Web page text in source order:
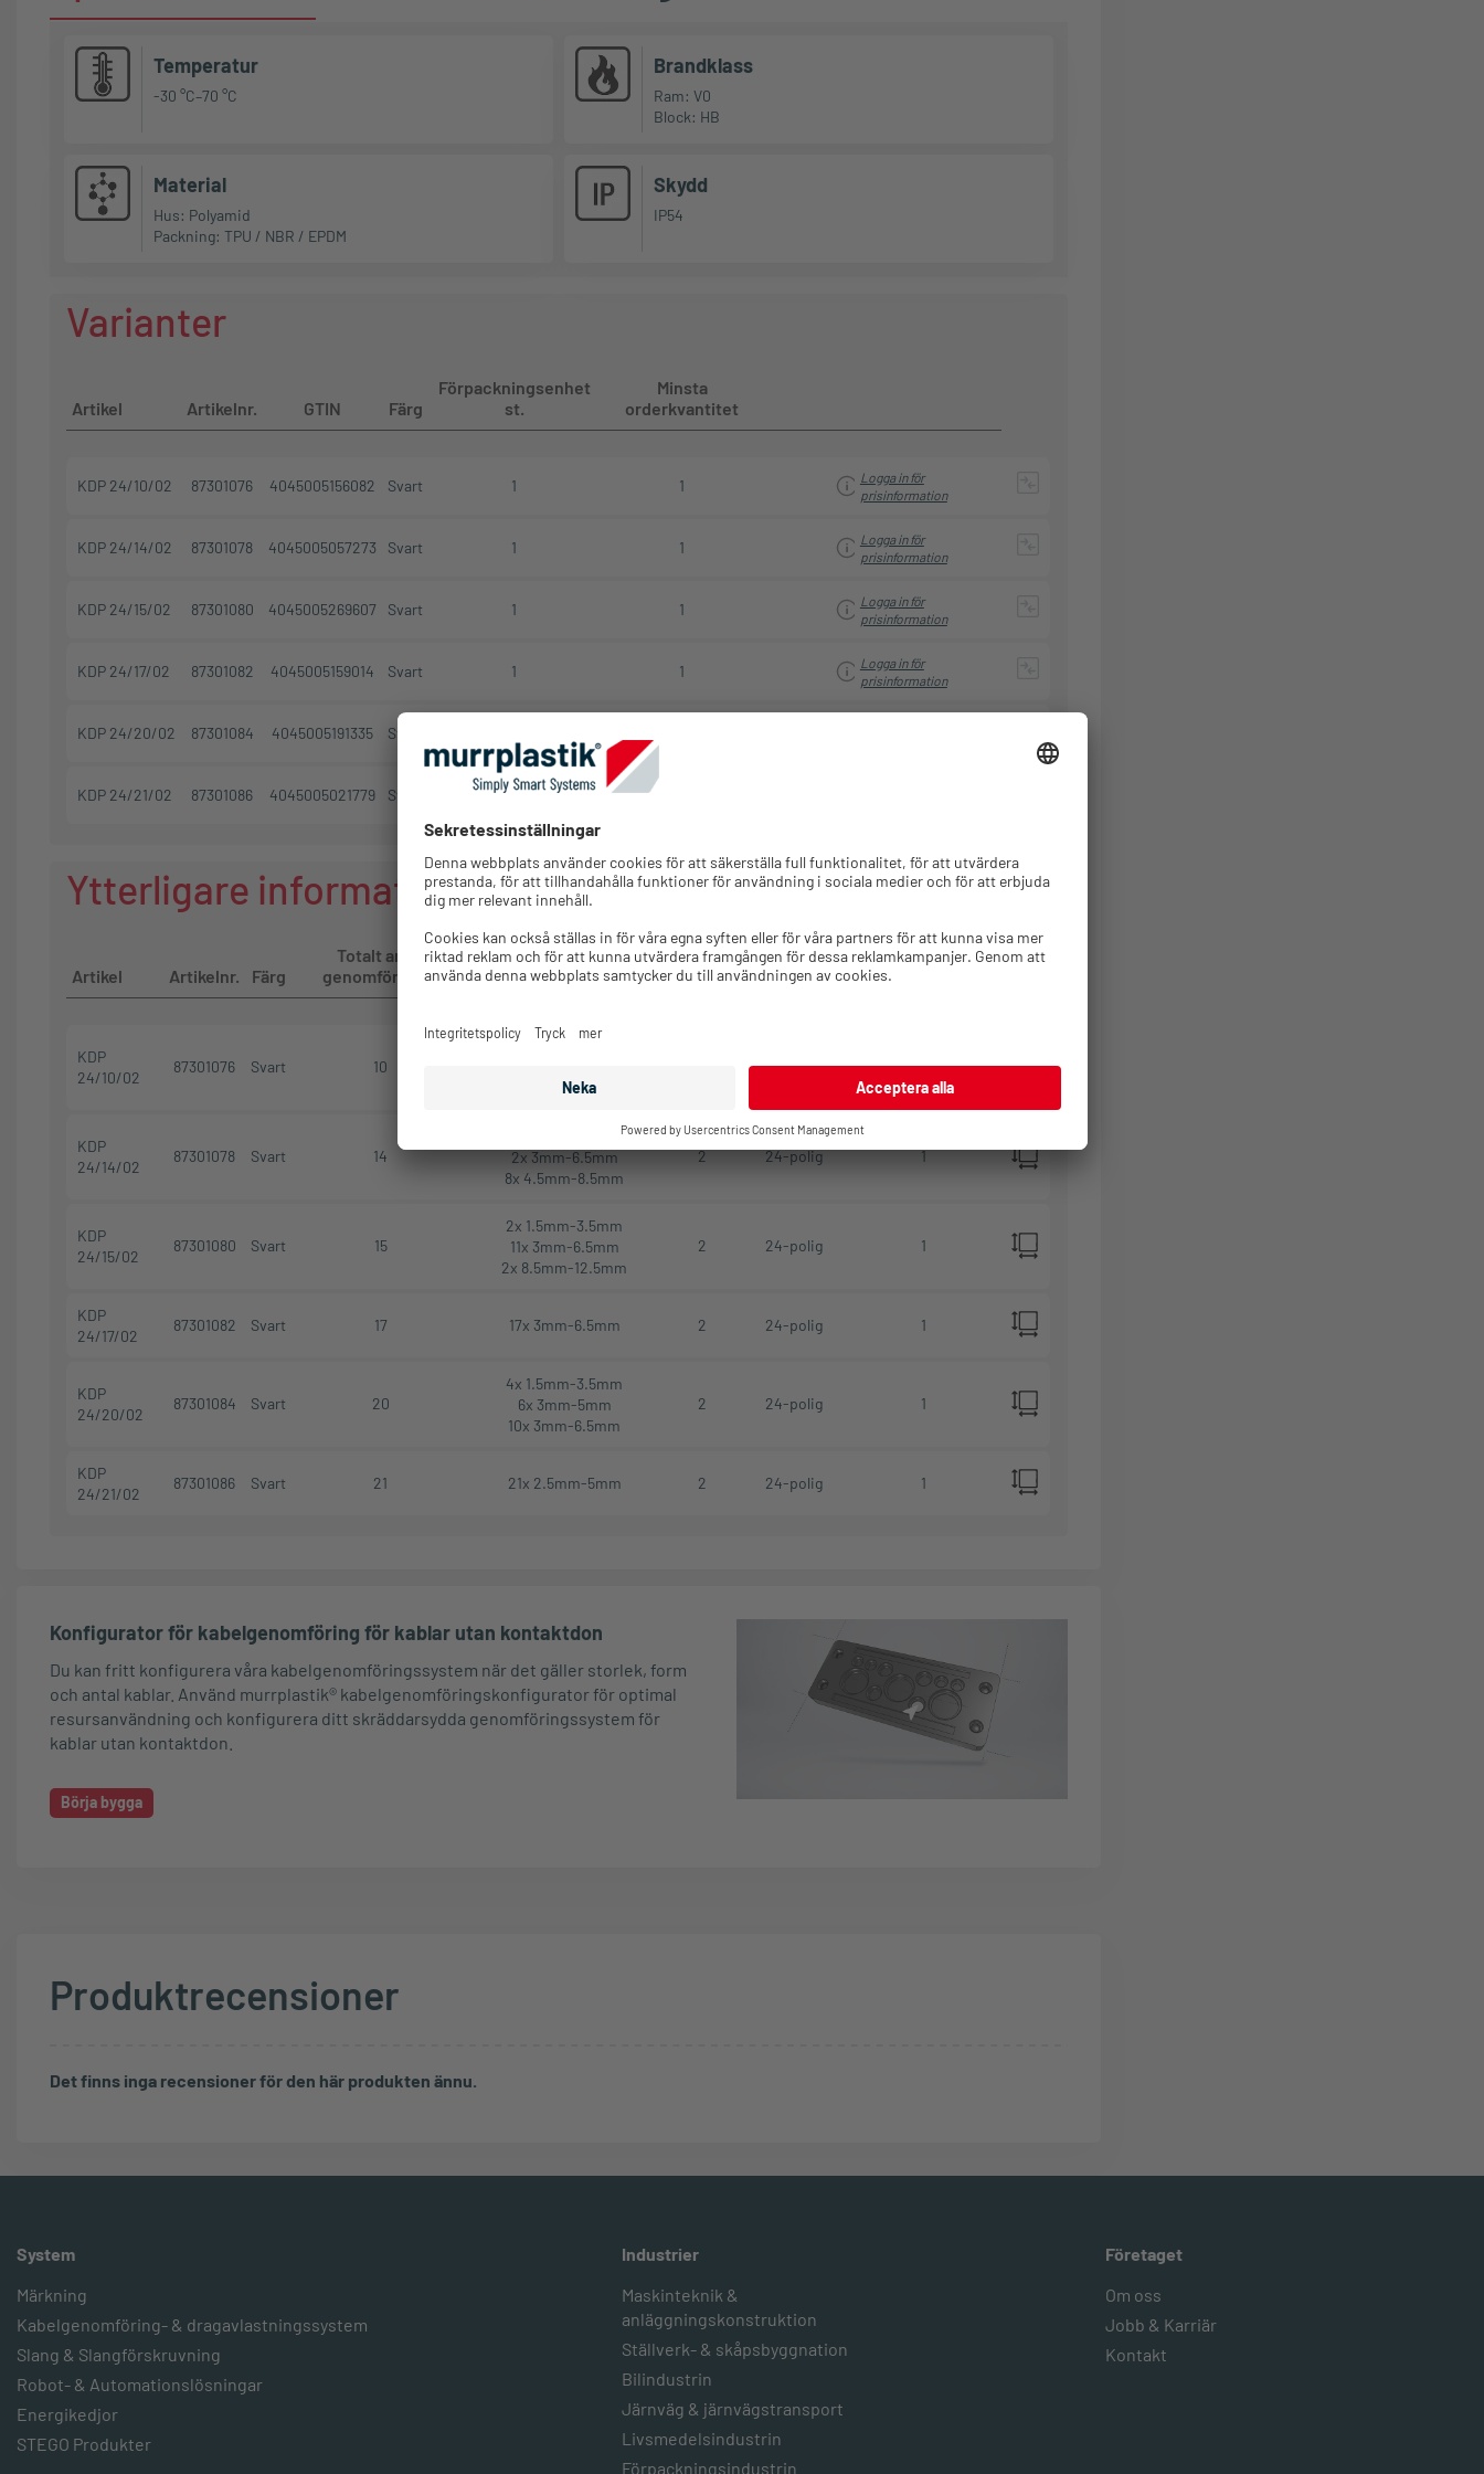
Temperatur
-30 °C–70 °C
Brandklass
Ram: V0
Block: HB
Material
Hus: Polyamid
Packning: TPU / NBR / EPDM
Skydd
IP54
Varianter
Artikel Artikelnr. GTIN Färg
Förpackningsenhet
st.
Minsta
orderkvantitet
KDP 24/10/02 87301076 4045005156082 Svart 1 1
Logga in för
prisinformation
KDP 24/14/02 87301078 4045005057273 Svart 1 1
Logga in för
prisinformation
KDP 24/15/02 87301080 4045005269607 Svart 1 1
Logga in för
prisinformation
KDP 24/17/02 87301082 4045005159014 Svart 1 1
Logga in för
prisinformation
KDP 24/20/02 87301084 4045005191335 Svart
KDP 24/21/02 87301086 4045005021779 Svart 1
Ytterligare information
Artikel Artikelnr. Färg
Totalt antal
genomföringar
Genomföringar Antal x
Ø mm
Antal
Hylsor
Utskärning
Förpackningsenhet
KDP
24/10/02
87301076 Svart 10
4x 3mm-6.5mm
4x 8mm-12.5mm
24-polig 1
KDP
24/14/02
87301078 Svart 14
2x 3mm-6.5mm
8x 4.5mm-8.5mm
2 24-polig 1
KDP
24/15/02
87301080 Svart 15
2x 1.5mm-3.5mm
11x 3mm-6.5mm
2x 8.5mm-12.5mm
2 24-polig 1
KDP
24/17/02
87301082 Svart 17 17x 3mm-6.5mm 2 24-polig 1
KDP
24/20/02
87301084 Svart 20
4x 1.5mm-3.5mm
6x 3mm-5mm
10x 3mm-6.5mm
2 24-polig 1
KDP
24/21/02
87301086 Svart 21 21x 2.5mm-5mm 2 24-polig 1
Konfigurator för kabelgenomföring för kablar utan kontaktdon
Du kan fritt konfigurera våra kabelgenomföringssystem när det gäller storlek, form
och antal kablar. Använd murrplastik® kabelgenomföringskonfigurator för optimal
resursanvändning och konfigurera ditt skräddarsydda genomföringssystem för
kablar utan kontaktdon.
Börja bygga
Produktrecensioner
Det finns inga recensioner för den här produkten ännu.
System
Märkning
Kabelgenomföring- & dragavlastningssystem
Slang & Slangförskruvning
Robot- & Automationslösningar
Energikedjor
STEGO Produkter
Industrier
Maskinteknik &
anläggningskonstruktion
Ställverk- & skåpsbyggnation
Bilindustrin
Järnväg & järnvägstransport
Livsmedelsindustrin
Förpackningsindustrin
Företaget
Om oss
Jobb & Karriär
Kontakt